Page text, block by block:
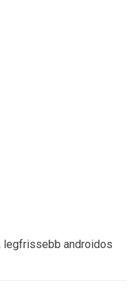
legfrissebb androidos